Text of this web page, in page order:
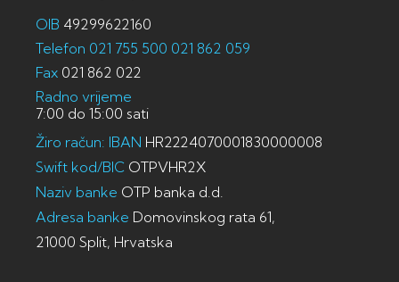
OIB 49299622160
Telefon 021 755 500 021 862 059
Fax 021 862 022
Radno vrijeme
7:00 do 15:00 sati
Žiro račun: IBAN HR2224070001830000008
Swift kod/BIC OTPVHR2X
Naziv banke OTP banka d.d.
Adresa banke Domovinskog rata 61,
21000 Split, Hrvatska